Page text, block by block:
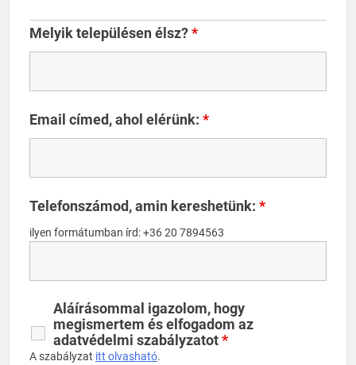
Melyik településen élsz?*
Email címed, ahol elérünk: *
Telefonszámod, amin kereshetünk: *
ilyen formátumban írd: +36 20 7894563
Aláírásommal igazolom, hogy
megismertem és elfogadom az
adatvédelmi szabályzatot*
A szabályzat itt olvasható.